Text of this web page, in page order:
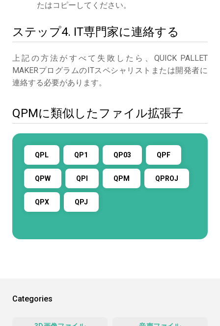
たはコピーしてください。
ステップ4. IT専門家に連絡する
上記の方法がすべて失敗したら、QUICK PALLET
MAKERプログラムのITスペシャリストまたは開発者に
連絡する必要があります。
QPMに類似したファイル拡張子
QPL QP1 QP03 QPF
QPW QPI QPM QPROJ
QPX QPJ
Categories